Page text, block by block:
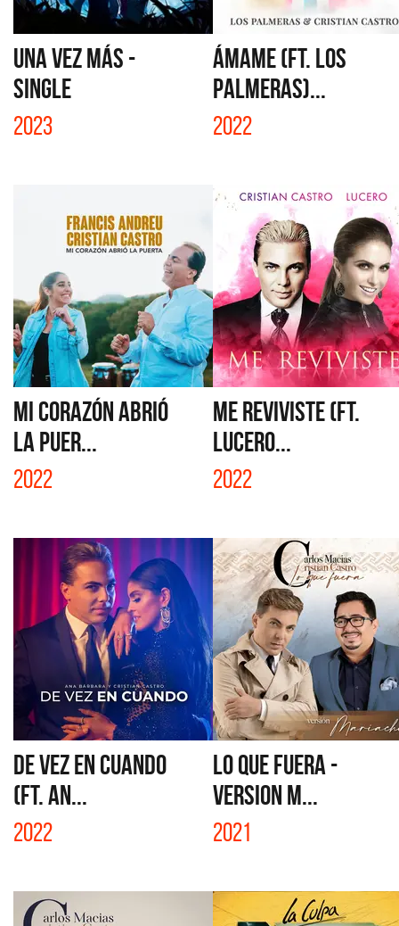
UNA VEZ MÁS -
SINGLE
2023
ÁMAME (FT. LOS
PALMERAS)...
2022
MI CORAZÓN ABRIÓ
LA PUER...
2022
ME REVIVISTE (FT.
LUCERO...
2022
DE VEZ EN CUANDO
(FT. AN...
2022
LO QUE FUERA -
VERSION M...
2021